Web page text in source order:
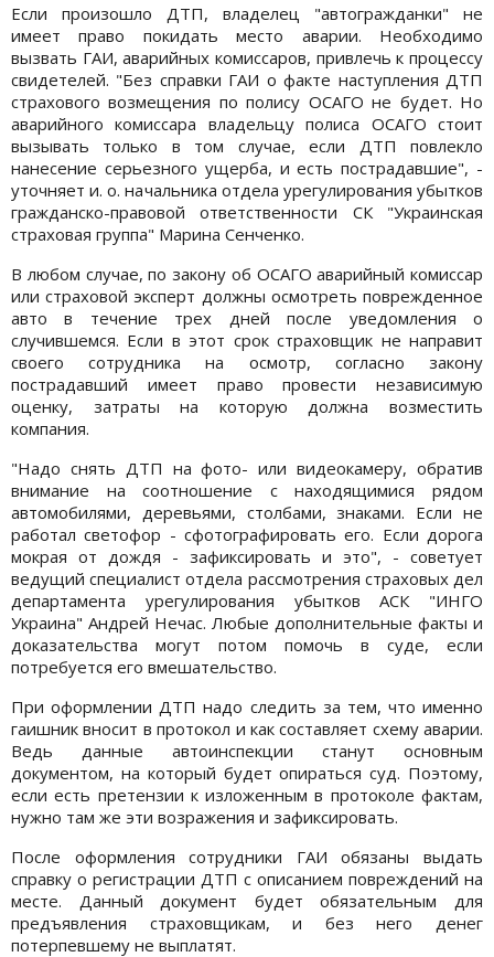
Если произошло ДТП, владелец "автогражданки" не
имеет право покидать место аварии. Необходимо
вызвать ГАИ, аварийных комиссаров, привлечь к процессу
свидетелей. "Без справки ГАИ о факте наступления ДТП
страхового возмещения по полису ОСАГО не будет. Но
аварийного комиссара владельцу полиса ОСАГО стоит
вызывать только в том случае, если ДТП повлекло
нанесение серьезного ущерба, и есть пострадавшие", -
уточняет и. о. начальника отдела урегулирования убытков
гражданско-правовой ответственности СК "Украинская
страховая группа" Марина Сенченко.
В любом случае, по закону об ОСАГО аварийный комиссар
или страховой эксперт должны осмотреть поврежденное
авто в течение трех дней после уведомления о
случившемся. Если в этот срок страховщик не направит
своего сотрудника на осмотр, согласно закону
пострадавший имеет право провести независимую
оценку, затраты на которую должна возместить
компания.
"Надо снять ДТП на фото- или видеокамеру, обратив
внимание на соотношение с находящимися рядом
автомобилями, деревьями, столбами, знаками. Если не
работал светофор - сфотографировать его. Если дорога
мокрая от дождя - зафиксировать и это", - советует
ведущий специалист отдела рассмотрения страховых дел
департамента урегулирования убытков АСК "ИНГО
Украина" Андрей Нечас. Любые дополнительные факты и
доказательства могут потом помочь в суде, если
потребуется его вмешательство.
При оформлении ДТП надо следить за тем, что именно
гаишник вносит в протокол и как составляет схему аварии.
Ведь данные автоинспекции станут основным
документом, на который будет опираться суд. Поэтому,
если есть претензии к изложенным в протоколе фактам,
нужно там же эти возражения и зафиксировать.
После оформления сотрудники ГАИ обязаны выдать
справку о регистрации ДТП с описанием повреждений на
месте. Данный документ будет обязательным для
предъявления страховщикам, и без него денег
потерпевшему не выплатят.